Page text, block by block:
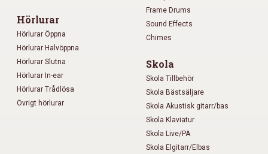
Hörlurar
Hörlurar Öppna
Hörlurar Halvöppna
Hörlurar Slutna
Hörlurar In-ear
Hörlurar Trådlösa
Övrigt hörlurar
Frame Drums
Sound Effects
Chimes
Skola
Skola Tillbehör
Skola Bästsäljare
Skola Akustisk gitarr/bas
Skola Klaviatur
Skola Live/PA
Skola Elgitarr/Elbas